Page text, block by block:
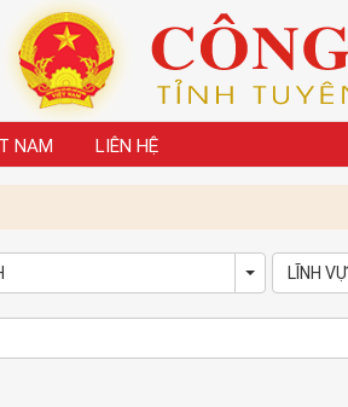
NAM LIÊN HỆ
ToggleLĨNH